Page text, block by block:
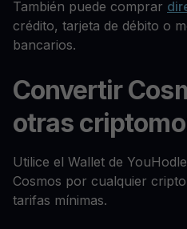
También puede comprar
crédito, tarjeta de débito o
bancarios.
Convertir
otras
Utilice el Wallet de
Cosmos por cualquier
tarifas mínimas.